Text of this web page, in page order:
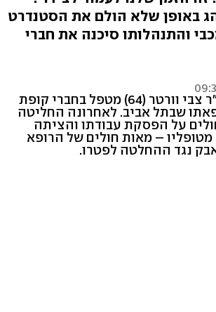
באופן שלא הולם את הסטנדרט
והתנהלותו סיכנה את חברי
כבר 26 שנים שד"ר צבי וורטר (64) מטפל בחברי קופת
שבתל אביב. לאחרונה החליטה
על הפסקת עבודתו והציתה
– מאות חולים של הרופא
נגד ההחלטה לפטרו.